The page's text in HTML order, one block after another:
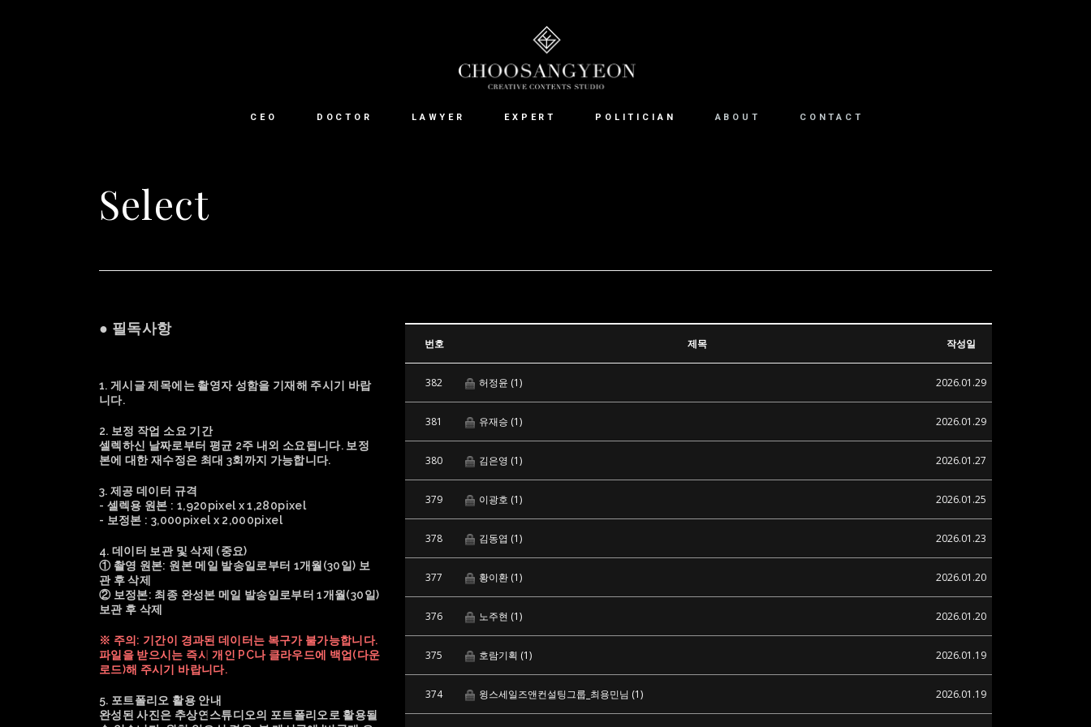
CEO DOCTOR LAWYER EXPERT POLITICIAN ABOUT CONTACT
Select
● 필독사항
1. 게시글 제목에는 촬영자 성함을 기재해 주시기 바랍
니다.
2. 보정 작업 소요 기간
셀렉하신 날짜로부터 평균 2주 내외 소요됩니다. 보정
본에 대한 재수정은 최대 3회까지 가능합니다.
3. 제공 데이터 규격
- 셀렉용 원본 : 1,920pixel x 1,280pixel
- 보정본 : 3,000pixel x 2,000pixel
4. 데이터 보관 및 삭제 (중요)
① 촬영 원본: 원본 메일 발송일로부터 1개월(30일) 보
관 후 삭제
② 보정본: 최종 완성본 메일 발송일로부터 1개월(30일)
보관 후 삭제
※ 주의: 기간이 경과된 데이터는 복구가 불가능합니다.
파일을 받으시는 즉시 개인 PC나 클라우드에 백업(다운
로드)해 주시기 바랍니다.
5. 포트폴리오 활용 안내
완성된 사진은 추상연스튜디오의 포트폴리오로 활용될
번호 제목 작성일
382 허정윤 (1) 2026.01.29
381 유재승 (1) 2026.01.29
380 김은영 (1) 2026.01.27
379 이광호 (1) 2026.01.25
378 김동엽 (1) 2026.01.23
377 황이환 (1) 2026.01.20
376 노주현 (1) 2026.01.20
375 호람기획 (1) 2026.01.19
374 윙스세일즈앤컨설팅그룹_최용민님 (1) 2026.01.19